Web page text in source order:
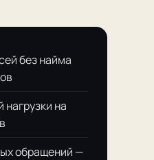
без найма
на
обращений —